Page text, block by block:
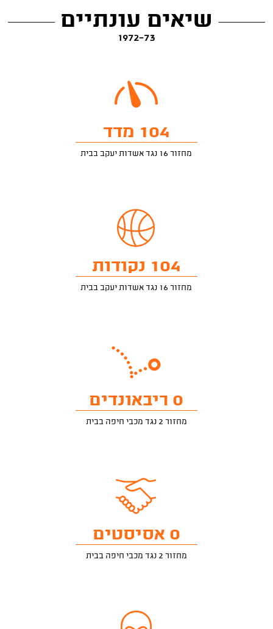
שיאים עונתיים
1972-73
104 מדד
מחזור 16 נגד אשדות יעקב בבית
104 נקודות
מחזור 16 נגד אשדות יעקב בבית
0 ריבאונדים
מחזור 2 נגד מכבי חיפה בבית
0 אסיסטים
מחזור 2 נגד מכבי חיפה בבית